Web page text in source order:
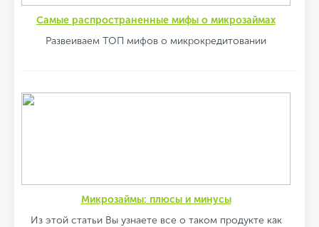
Самые распространенные мифы о микрозаймах
Развеиваем ТОП мифов о микрокредитовании
Микрозаймы: плюсы и минусы
Из этой статьи Вы узнаете все о таком продукте как